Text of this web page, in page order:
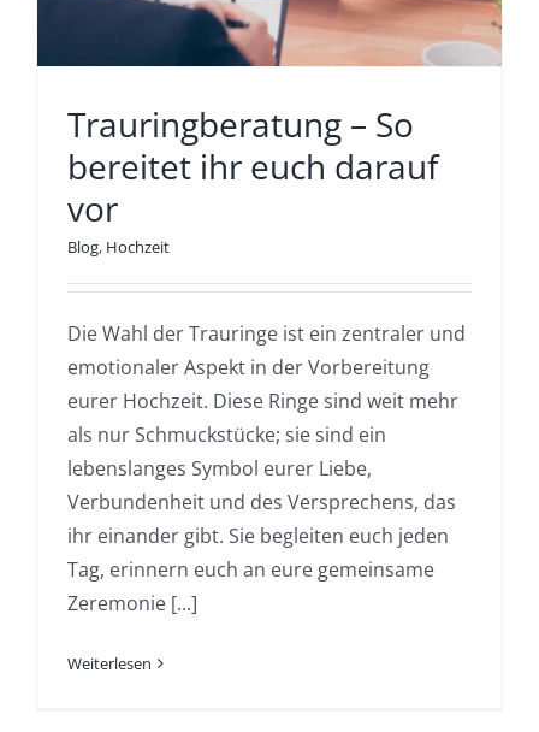
Trauringberatung – So
bereitet ihr euch darauf
vor
Blog, Hochzeit
Die Wahl der Trauringe ist ein zentraler und
emotionaler Aspekt in der Vorbereitung
eurer Hochzeit. Diese Ringe sind weit mehr
als nur Schmuckstücke; sie sind ein
lebenslanges Symbol eurer Liebe,
Verbundenheit und des Versprechens, das
ihr einander gibt. Sie begleiten euch jeden
Tag, erinnern euch an eure gemeinsame
Zeremonie [...]
Weiterlesen